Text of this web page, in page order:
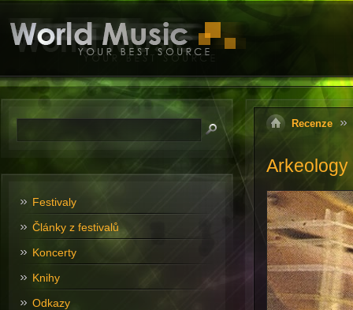
Recenze
Arkeology
Festivaly
Články z festivalů
Koncerty
Knihy
Odkazy